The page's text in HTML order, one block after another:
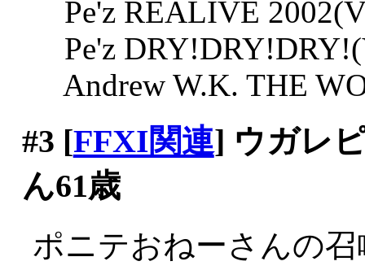
Pe'z REALIVE
Pe'z
Andrew W.K. THE
#3 [FFXI関連] ウガレ
ん61歳
ポニテおねーさんの